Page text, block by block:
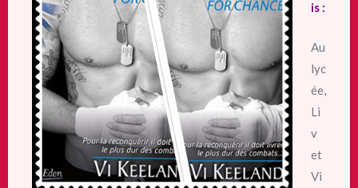
is :
Au
lyc
ée,
Li
v
et
Vi